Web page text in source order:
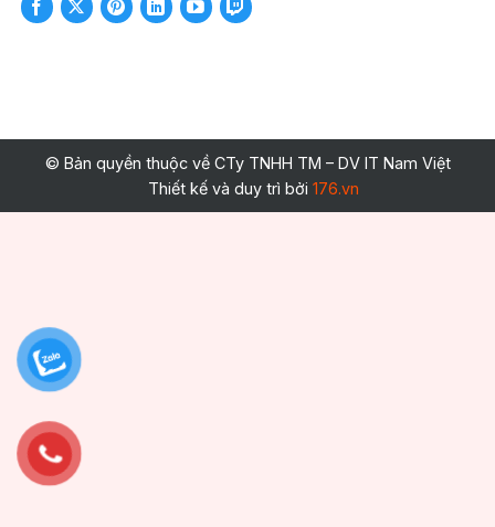
© Bản quyền thuộc về CTy TNHH TM – DV IT Nam Việt
Thiết kế và duy trì bởi 176.vn